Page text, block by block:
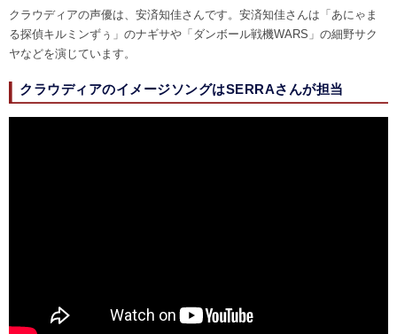
クラウディアの声優は、安済知佳さんです。安済知佳さんは「あにゃま
る探偵キルミンずぅ」のナギサや「ダンボール戦機WARS」の細野サク
ヤなどを演じています。
クラウディアのイメージソングはSERRAさんが担当